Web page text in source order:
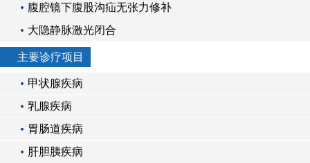
腹腔镜下腹股沟疝无张力修补
大隐静脉激光闭合
主要诊疗项目
甲状腺疾病
乳腺疾病
胃肠道疾病
肝胆胰疾病